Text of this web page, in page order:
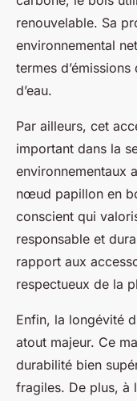
renouvelable. Sa
environnemental
termes
d’eau.
Par ailleurs, cet
important dans la
environnementaux
nœud papillon en
conscient qui
responsable et
rapport aux
respectueux de la
Enfin, la longévité
atout majeur. Ce
durabilité bien
fragiles. De plus, à